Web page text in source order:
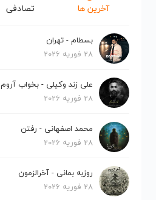
آخرین ها تصادفی
بسطام - تهران
28 فوریه 2026
علی زند وکیلی - بخواب آروم
28 فوریه 2026
محمد اصفهانی - رفتن
28 فوریه 2026
روزبه بمانی - آخرالزمون
28 فوریه 2026